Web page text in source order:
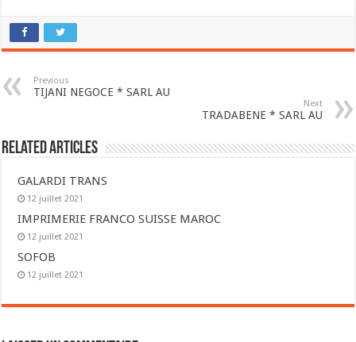
Previous
TIJANI NEGOCE * SARL AU
Next
TRADABENE * SARL AU
Related Articles
GALARDI TRANS
12 juillet 2021
IMPRIMERIE FRANCO SUISSE MAROC
12 juillet 2021
SOFOB
12 juillet 2021